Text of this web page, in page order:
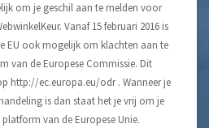
om je geschil aan te melden voor
Vanaf 15 februari 2016 is
EU ook mogelijk om klachten aan te
van de Europese Commissie. Dit
http://ec.europa.eu/odr . Wanneer je
is dan staat het je vrij om je
van de Europese Unie.